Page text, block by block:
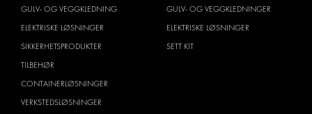
GULV- OG VEGGKLEDNING
ELEKTRISKE LØSNINGER
SIKKERHETSPRODUKTER
TILBEHØR
CONTAINERLØSNINGER
VERKSTEDSLØSNINGER
GULV- OG VEGGKLEDNINGER
ELEKTRISKE LØSNINGER
SETT KIT